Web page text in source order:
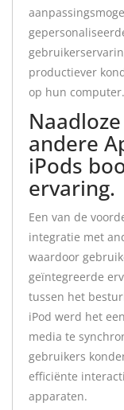
productiever
op hun computer.
andere
iPods
ervaring.
Een van de
integratie met
waardoor
geïntegreerde
tussen het
iPod werd het
media te
gebruikers
efficiënte
apparaten.